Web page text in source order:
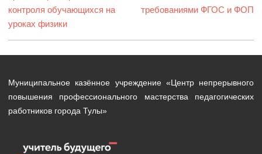
контроля обучающихся на
уроках физики
требованиями ФГОС и ФОП
Муниципальное казённое учреждение «Центр непрерывного
повышения профессионального мастерства педагогических
работников города Тулы»